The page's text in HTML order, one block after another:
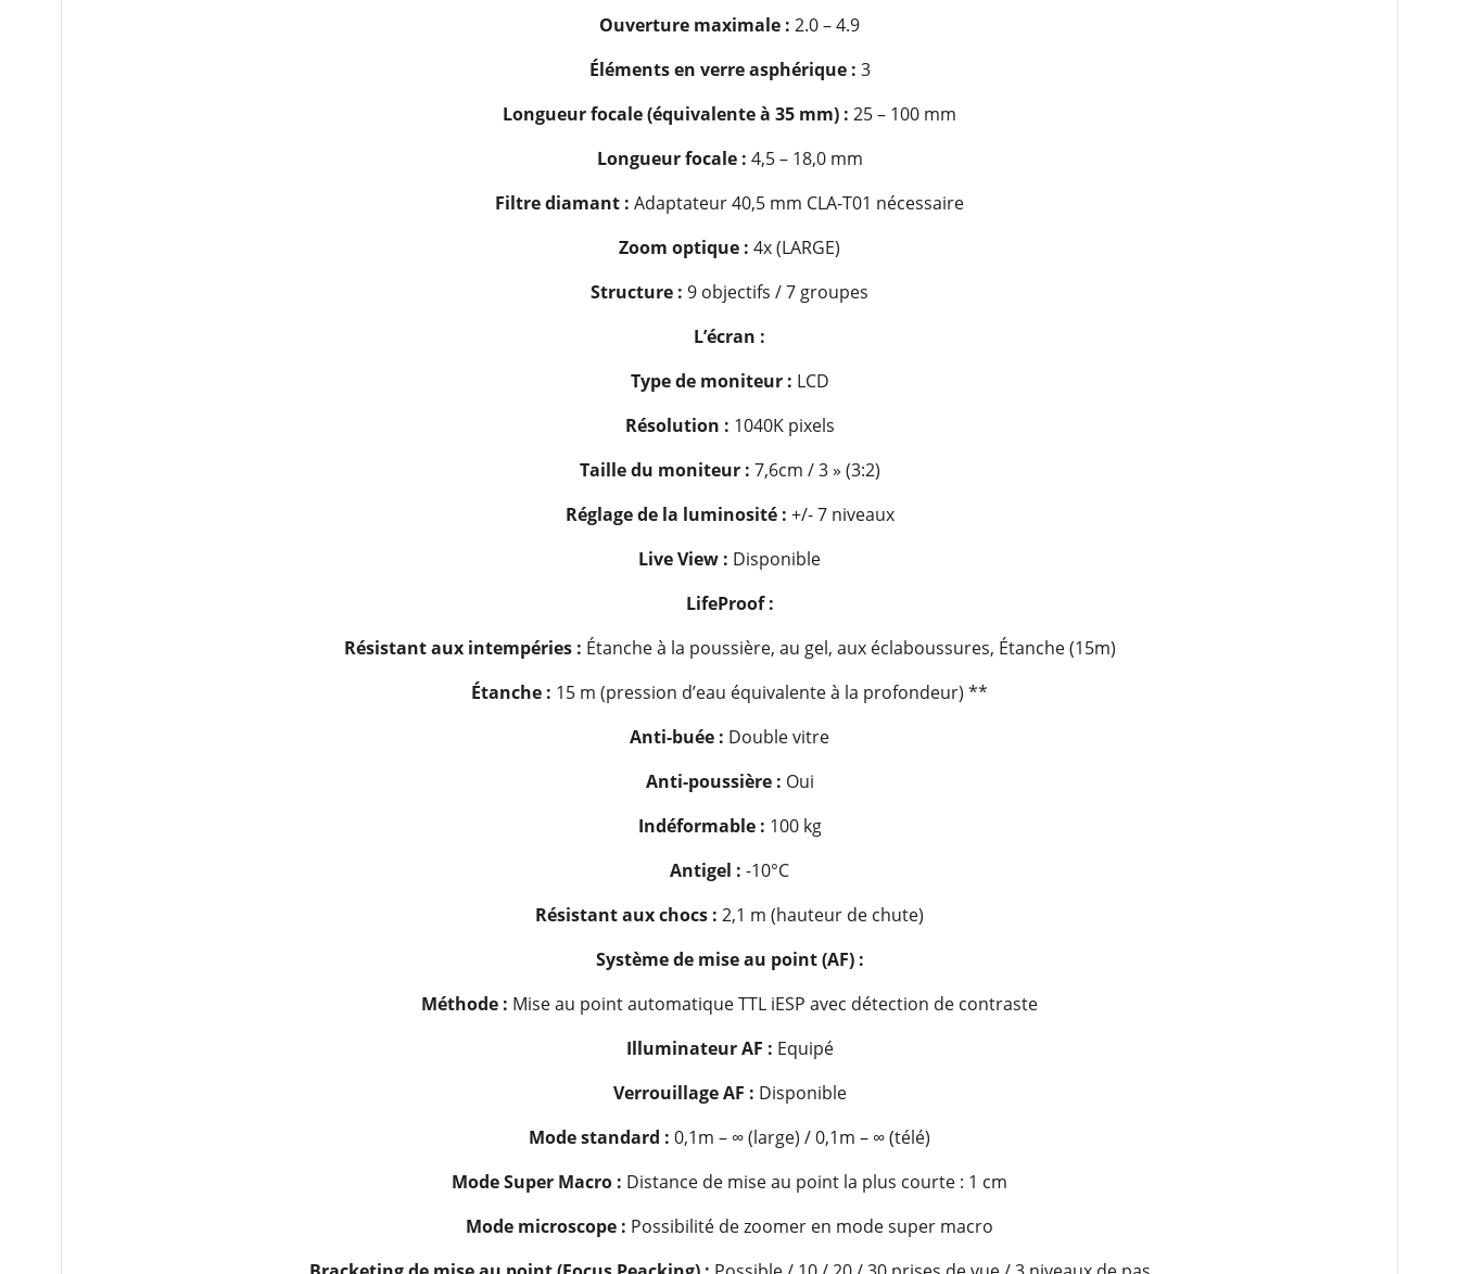
Ouverture maximale : 2.0 – 4.9
Éléments en verre asphérique : 3
Longueur focale (équivalente à 35 mm) : 25 – 100 mm
Longueur focale : 4,5 – 18,0 mm
Filtre diamant : Adaptateur 40,5 mm CLA-T01 nécessaire
Zoom optique : 4x (LARGE)
Structure : 9 objectifs / 7 groupes
L’écran :
Type de moniteur : LCD
Résolution : 1040K pixels
Taille du moniteur : 7,6cm / 3 » (3:2)
Réglage de la luminosité : +/- 7 niveaux
Live View : Disponible
LifeProof :
Résistant aux intempéries : Étanche à la poussière, au gel, aux éclaboussures, Étanche (15m)
Étanche : 15 m (pression d’eau équivalente à la profondeur) **
Anti-buée : Double vitre
Anti-poussière : Oui
Indéformable : 100 kg
Antigel : -10°C
Résistant aux chocs : 2,1 m (hauteur de chute)
Système de mise au point (AF) :
Méthode : Mise au point automatique TTL iESP avec détection de contraste
Illuminateur AF : Equipé
Verrouillage AF : Disponible
Mode standard : 0,1m – ∞ (large) / 0,1m – ∞ (télé)
Mode Super Macro : Distance de mise au point la plus courte : 1 cm
Mode microscope : Possibilité de zoomer en mode super macro